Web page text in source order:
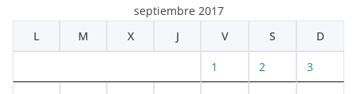
septiembre 2017
L
M X J V S D
1 2 3